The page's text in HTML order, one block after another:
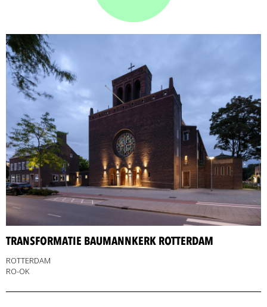
TRANSFORMATIE BAUMANNKERK ROTTERDAM
ROTTERDAM
RO-OK